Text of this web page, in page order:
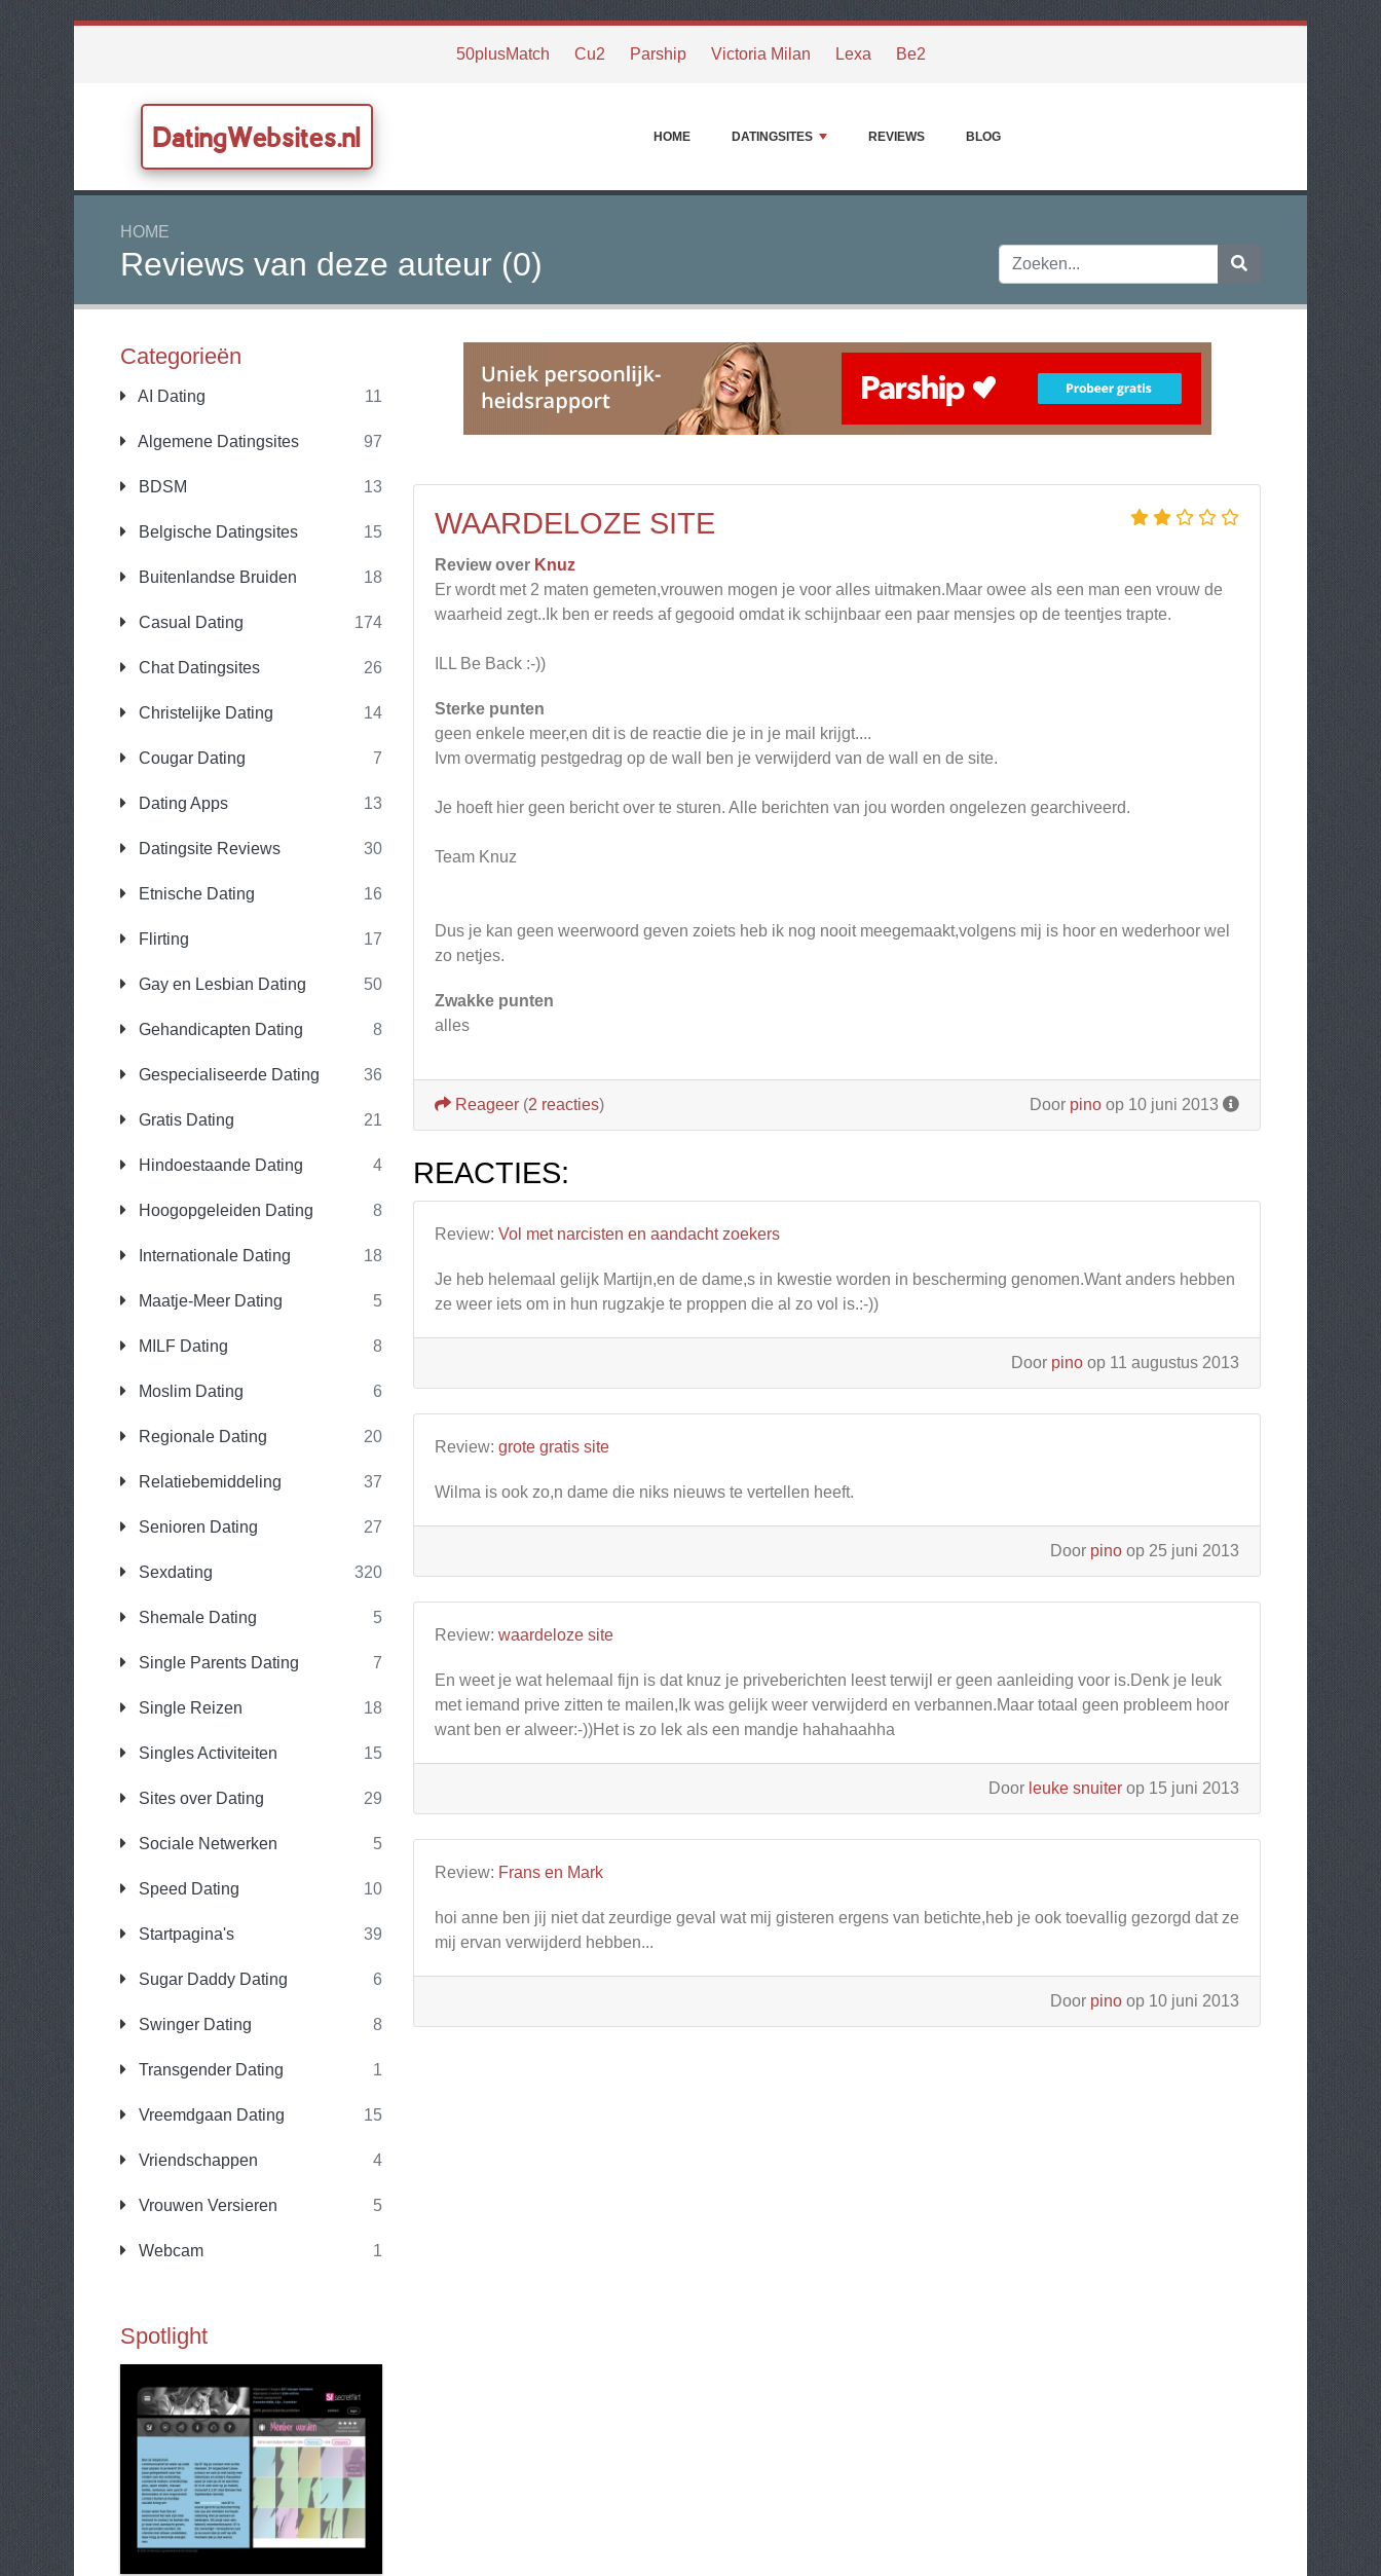
50plusMatch Cu2 Parship Victoria Milan Lexa Be2
DatingWebsites.nl HOME DATINGSITES REVIEWS BLOG
HOME
Reviews van deze auteur (0)
Categorieën
AI Dating 11
Algemene Datingsites 97
BDSM 13
Belgische Datingsites 15
Buitenlandse Bruiden 18
Casual Dating 174
Chat Datingsites 26
Christelijke Dating 14
Cougar Dating 7
Dating Apps 13
Datingsite Reviews 30
Etnische Dating 16
Flirting 17
Gay en Lesbian Dating 50
Gehandicapten Dating 8
Gespecialiseerde Dating 36
Gratis Dating 21
Hindoestaande Dating 4
Hoogopgeleiden Dating 8
Internationale Dating 18
Maatje-Meer Dating 5
MILF Dating 8
Moslim Dating 6
Regionale Dating 20
Relatiebemiddeling 37
Senioren Dating 27
Sexdating 320
Shemale Dating 5
Single Parents Dating 7
Single Reizen 18
Singles Activiteiten 15
Sites over Dating 29
Sociale Netwerken 5
Speed Dating 10
Startpagina's 39
Sugar Daddy Dating 6
Swinger Dating 8
Transgender Dating 1
Vreemdgaan Dating 15
Vriendschappen 4
Vrouwen Versieren 5
Webcam 1
Spotlight
WAARDELOZE SITE
Review over Knuz
Er wordt met 2 maten gemeten,vrouwen mogen je voor alles uitmaken.Maar owee als een man een vrouw de
waarheid zegt..Ik ben er reeds af gegooid omdat ik schijnbaar een paar mensjes op de teentjes trapte.
ILL Be Back :-))
Sterke punten
geen enkele meer,en dit is de reactie die je in je mail krijgt....
Ivm overmatig pestgedrag op de wall ben je verwijderd van de wall en de site.
Je hoeft hier geen bericht over te sturen. Alle berichten van jou worden ongelezen gearchiveerd.
Team Knuz
Dus je kan geen weerwoord geven zoiets heb ik nog nooit meegemaakt,volgens mij is hoor en wederhoor wel
zo netjes.
Zwakke punten
alles
Door pino op 10 juni 2013
Reageer (2 reacties)
REACTIES:
Review: Vol met narcisten en aandacht zoekers
Je heb helemaal gelijk Martijn,en de dame,s in kwestie worden in bescherming genomen.Want anders hebben
ze weer iets om in hun rugzakje te proppen die al zo vol is.:-))
Door pino op 11 augustus 2013
Review: grote gratis site
Wilma is ook zo,n dame die niks nieuws te vertellen heeft.
Door pino op 25 juni 2013
Review: waardeloze site
En weet je wat helemaal fijn is dat knuz je priveberichten leest terwijl er geen aanleiding voor is.Denk je leuk
met iemand prive zitten te mailen,Ik was gelijk weer verwijderd en verbannen.Maar totaal geen probleem hoor
want ben er alweer:-))Het is zo lek als een mandje hahahaahha
Door leuke snuiter op 15 juni 2013
Review: Frans en Mark
hoi anne ben jij niet dat zeurdige geval wat mij gisteren ergens van betichte,heb je ook toevallig gezorgd dat ze
mij ervan verwijderd hebben...
Door pino op 10 juni 2013